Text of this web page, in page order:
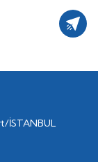
İSTANBUL